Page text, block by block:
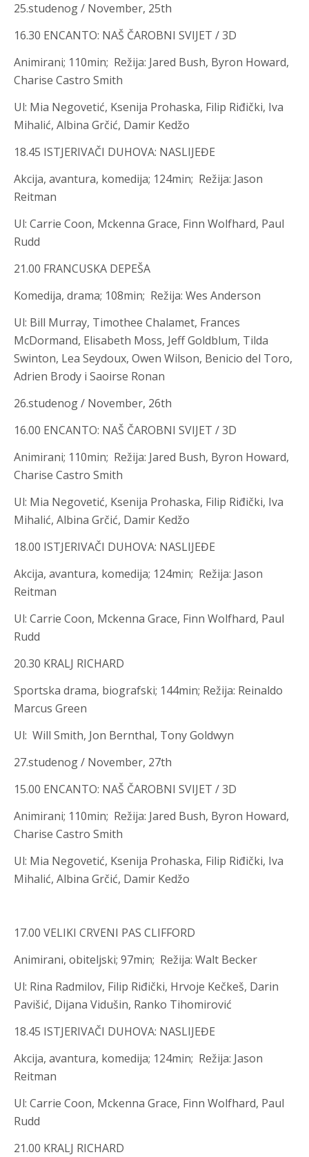
25.studenog / November, 25th
16.30 ENCANTO: NAŠ ČAROBNI SVIJET / 3D
Animirani; 110min; Režija: Jared Bush, Byron Howard,
Charise Castro Smith
Ul: Mia Negovetić, Ksenija Prohaska, Filip Riđički, Iva
Mihalić, Albina Grčić, Damir Kedžo
18.45 ISTJERIVAČI DUHOVA: NASLIJEĐE
Akcija, avantura, komedija; 124min; Režija: Jason
Reitman
Ul: Carrie Coon, Mckenna Grace, Finn Wolfhard, Paul
Rudd
21.00 FRANCUSKA DEPEŠA
Komedija, drama; 108min; Režija: Wes Anderson
Ul: Bill Murray, Timothee Chalamet, Frances
McDormand, Elisabeth Moss, Jeff Goldblum, Tilda
Swinton, Lea Seydoux, Owen Wilson, Benicio del Toro,
Adrien Brody i Saoirse Ronan
26.studenog / November, 26th
16.00 ENCANTO: NAŠ ČAROBNI SVIJET / 3D
Animirani; 110min; Režija: Jared Bush, Byron Howard,
Charise Castro Smith
Ul: Mia Negovetić, Ksenija Prohaska, Filip Riđički, Iva
Mihalić, Albina Grčić, Damir Kedžo
18.00 ISTJERIVAČI DUHOVA: NASLIJEĐE
Akcija, avantura, komedija; 124min; Režija: Jason
Reitman
Ul: Carrie Coon, Mckenna Grace, Finn Wolfhard, Paul
Rudd
20.30 KRALJ RICHARD
Sportska drama, biografski; 144min; Režija: Reinaldo
Marcus Green
Ul: Will Smith, Jon Bernthal, Tony Goldwyn
27.studenog / November, 27th
15.00 ENCANTO: NAŠ ČAROBNI SVIJET / 3D
Animirani; 110min; Režija: Jared Bush, Byron Howard,
Charise Castro Smith
Ul: Mia Negovetić, Ksenija Prohaska, Filip Riđički, Iva
Mihalić, Albina Grčić, Damir Kedžo
17.00 VELIKI CRVENI PAS CLIFFORD
Animirani, obiteljski; 97min; Režija: Walt Becker
Ul: Rina Radmilov, Filip Riđički, Hrvoje Kečkeš, Darin
Pavišić, Dijana Vidušin, Ranko Tihomirović
18.45 ISTJERIVAČI DUHOVA: NASLIJEĐE
Akcija, avantura, komedija; 124min; Režija: Jason
Reitman
Ul: Carrie Coon, Mckenna Grace, Finn Wolfhard, Paul
Rudd
21.00 KRALJ RICHARD